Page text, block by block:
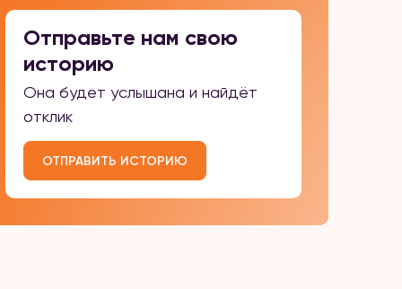
Отправьте нам свою
историю
Она будет услышана и найдёт
отклик
ОТПРАВИТЬ ИСТОРИЮ